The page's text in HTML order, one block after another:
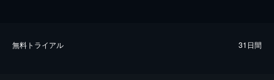
無料トライアル 31日間